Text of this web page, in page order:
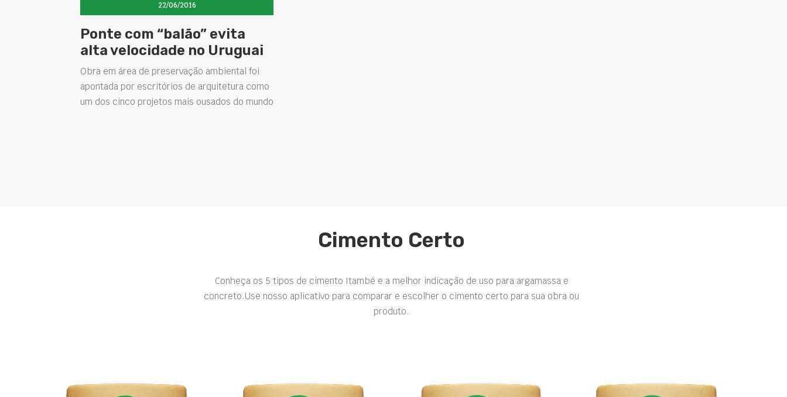
22/06/2016
Ponte com “balão” evita
alta velocidade no Uruguai
Obra em área de preservação ambiental foi
apontada por escritórios de arquitetura como
um dos cinco projetos mais ousados do mundo
Cimento Certo
Conheça os 5 tipos de cimento Itambé e a melhor indicação de uso para argamassa e
concreto.Use nosso aplicativo para comparar e escolher o cimento certo para sua obra ou
produto.